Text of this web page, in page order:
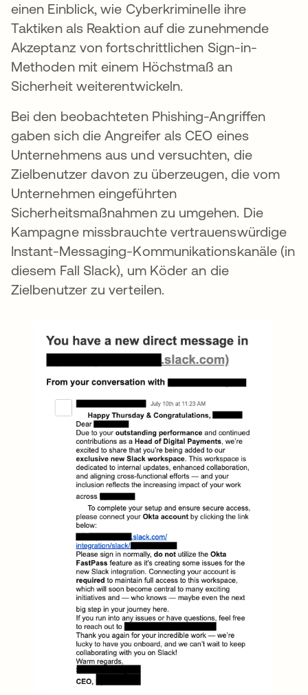
einen Einblick, wie Cyberkriminelle ihre
Taktiken als Reaktion auf die zunehmende
Akzeptanz von fortschrittlichen Sign-in-
Methoden mit einem Höchstmaß an
Sicherheit weiterentwickeln.
Bei den beobachteten Phishing-Angriffen
gaben sich die Angreifer als CEO eines
Unternehmens aus und versuchten, die
Zielbenutzer davon zu überzeugen, die vom
Unternehmen eingeführten
Sicherheitsmaßnahmen zu umgehen. Die
Kampagne missbrauchte vertrauenswürdige
Instant-Messaging-Kommunikationskanäle (in
diesem Fall Slack), um Köder an die
Zielbenutzer zu verteilen.